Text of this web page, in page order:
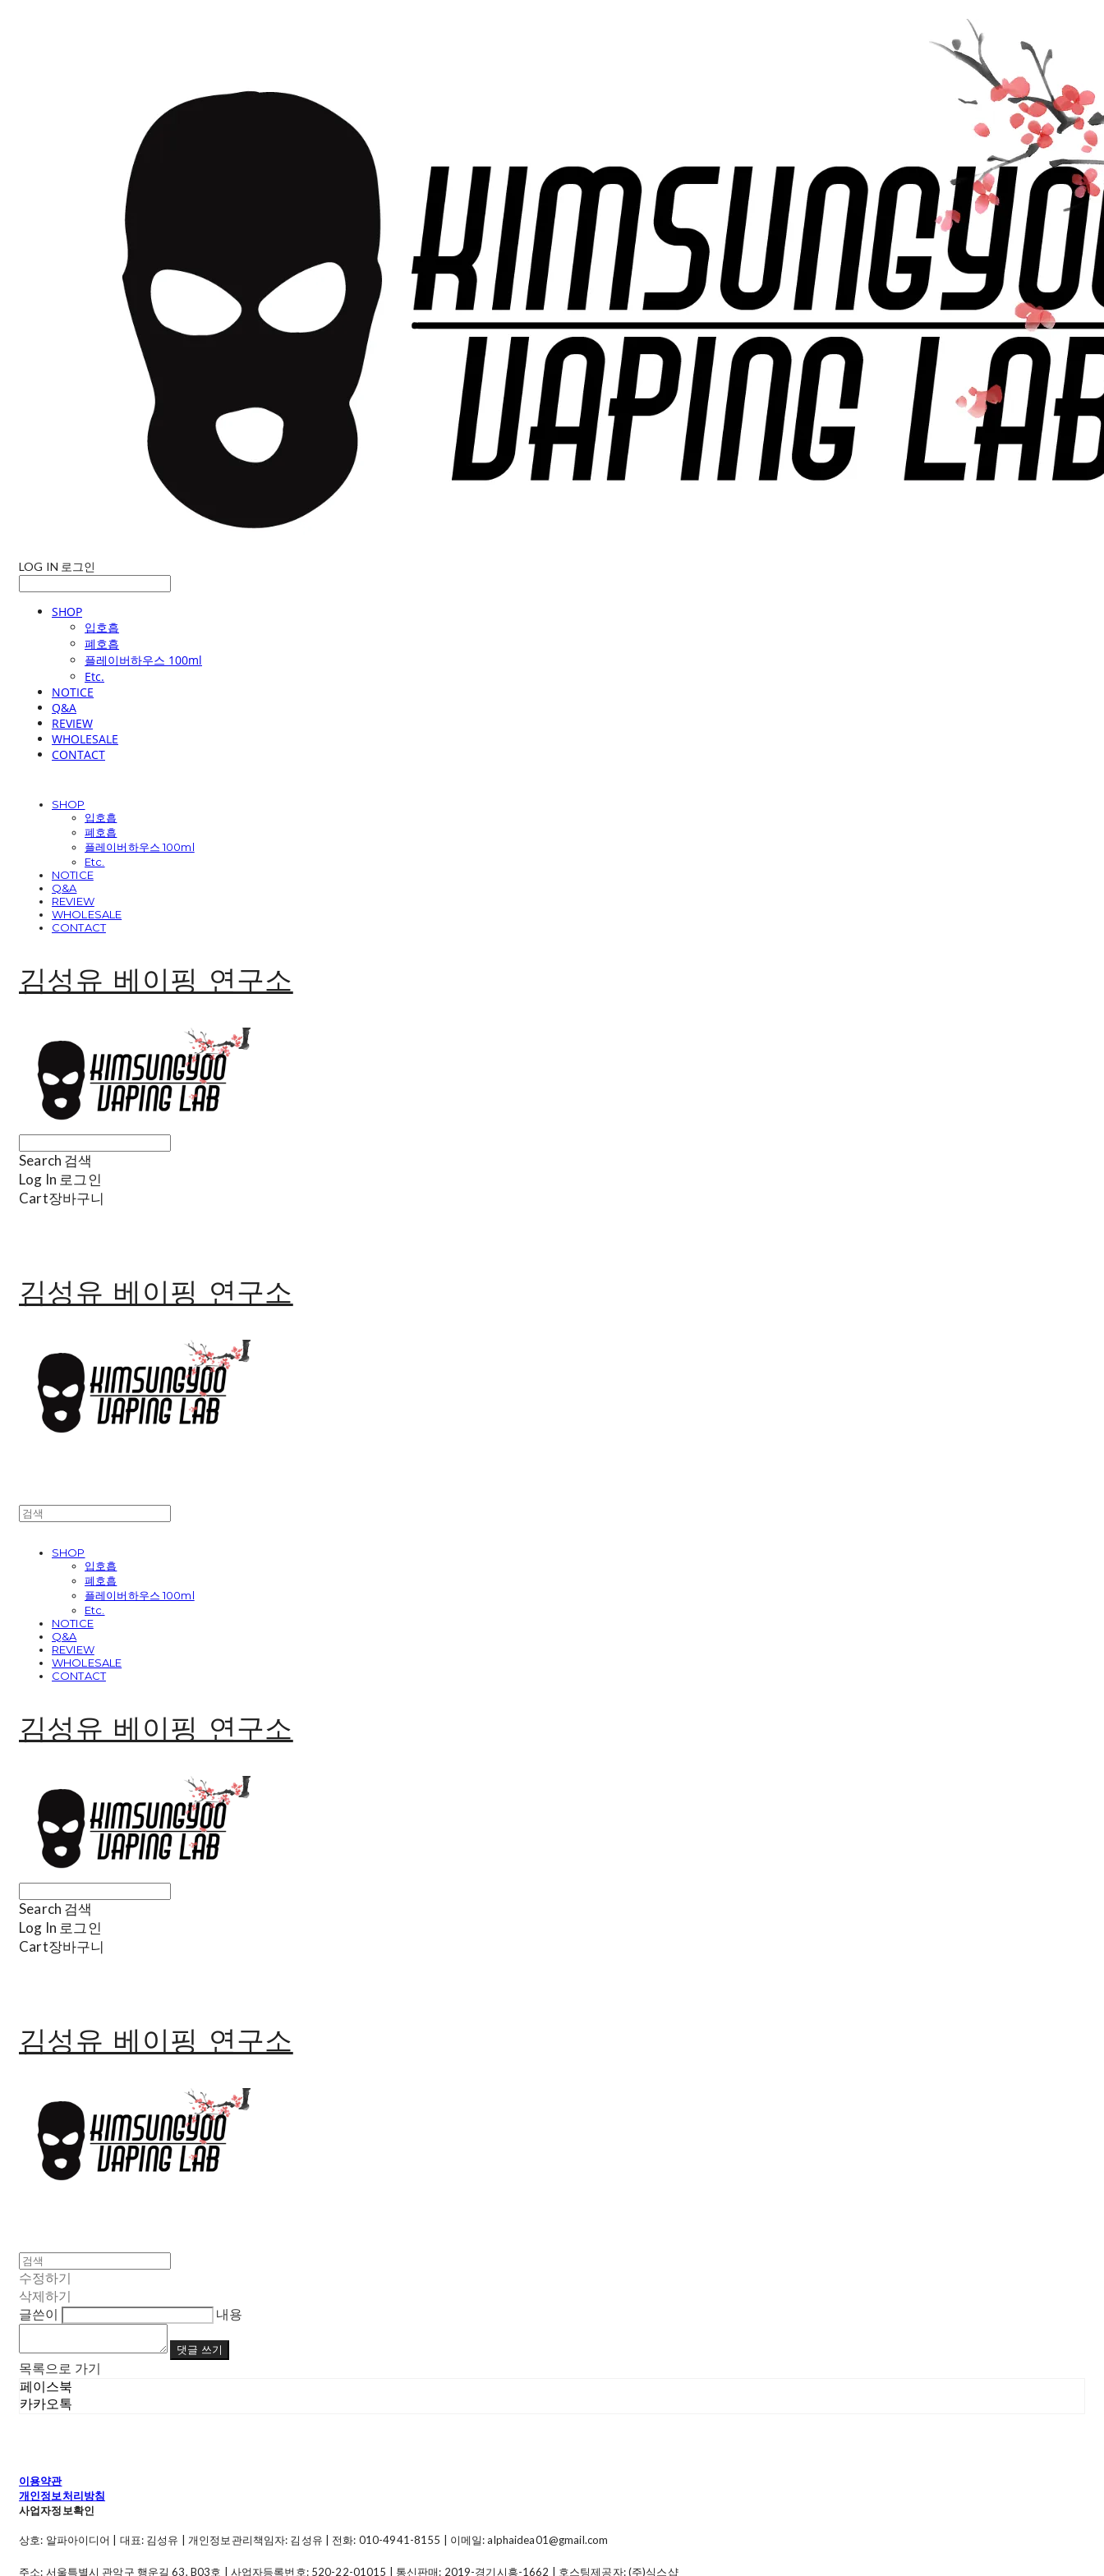
LOG IN 로그인
SHOP
입호흡
폐호흡
플레이버하우스 100ml
Etc.
NOTICE
Q&A
REVIEW
WHOLESALE
CONTACT
SHOP
입호흡
폐호흡
플레이버하우스 100ml
Etc.
NOTICE
Q&A
REVIEW
WHOLESALE
CONTACT
김성유 베이핑 연구소
Search 검색
Log In 로그인
Cart장바구니
김성유 베이핑 연구소
SHOP
입호흡
폐호흡
플레이버하우스 100ml
Etc.
NOTICE
Q&A
REVIEW
WHOLESALE
CONTACT
김성유 베이핑 연구소
Search 검색
Log In 로그인
Cart장바구니
김성유 베이핑 연구소
수정하기
삭제하기
글쓴이
내용
댓글 쓰기
목록으로 가기
페이스북
카카오톡
이용약관
개인정보처리방침
사업자정보확인
상호: 알파아이디어 | 대표: 김성유 | 개인정보관리책임자: 김성유 | 전화: 010-4941-8155 | 이메일: alphaidea01@gmail.com
주소: 서울특별시 관악구 행운길 63, B03호 | 사업자등록번호: 520-22-01015 | 통신판매: 2019-경기시흥-1662 | 호스팅제공자: (주)식스샵